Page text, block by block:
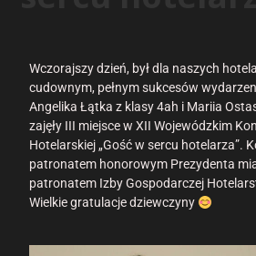
Wczorajszy dzień, był dla naszych
cudownym, pełnym sukcesów
Angelika Łątka z klasy 4ah i Mariia
zajęły III miejsce w XII Wojewódzkim
Hotelarskiej „Gość w sercu hotelarza”.
patronatem honorowym Prezydenta
patronatem Izby Gospodarczej
Wielkie gratulacje dziewczyny